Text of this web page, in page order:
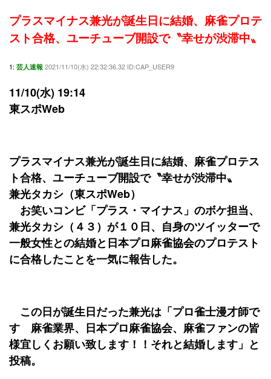
プラスマイナス兼光が誕生日に結婚、麻雀プロテ
スト合格、ユーチューブ開設で〝幸せが渋滞中〟
1: 芸人速報 2021/11/10(水) 22:32:36.32 ID:CAP_USER9
11/10(水) 19:14
東スポWeb
プラスマイナス兼光が誕生日に結婚、麻雀プロテス
ト合格、ユーチューブ開設で〝幸せが渋滞中〟
兼光タカシ（東スポWeb）
お笑いコンビ「プラス・マイナス」のボケ担当、
兼光タカシ（４３）が１０日、自身のツイッターで
一般女性との結婚と日本プロ麻雀協会のプロテスト
に合格したことを一気に報告した。
この日が誕生日だった兼光は「プロ雀士漫才師で
す 麻雀業界、日本プロ麻雀協会、麻雀ファンの皆
様宜しくお願い致します！！それと結婚します」と
投稿。